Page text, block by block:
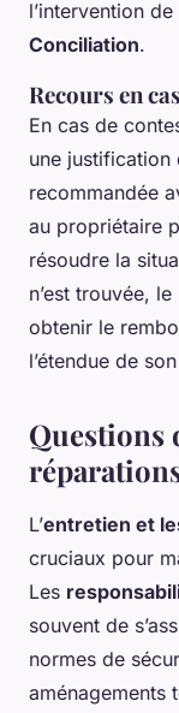
l’intervention de
Conciliation.
Recours en
En cas de
une justification
recommandée
au propriétaire
résoudre la
n’est trouvée,
obtenir le
l’étendue de
Questions
L’entretien et
cruciaux pour
Les
souvent de
normes de
aménagements